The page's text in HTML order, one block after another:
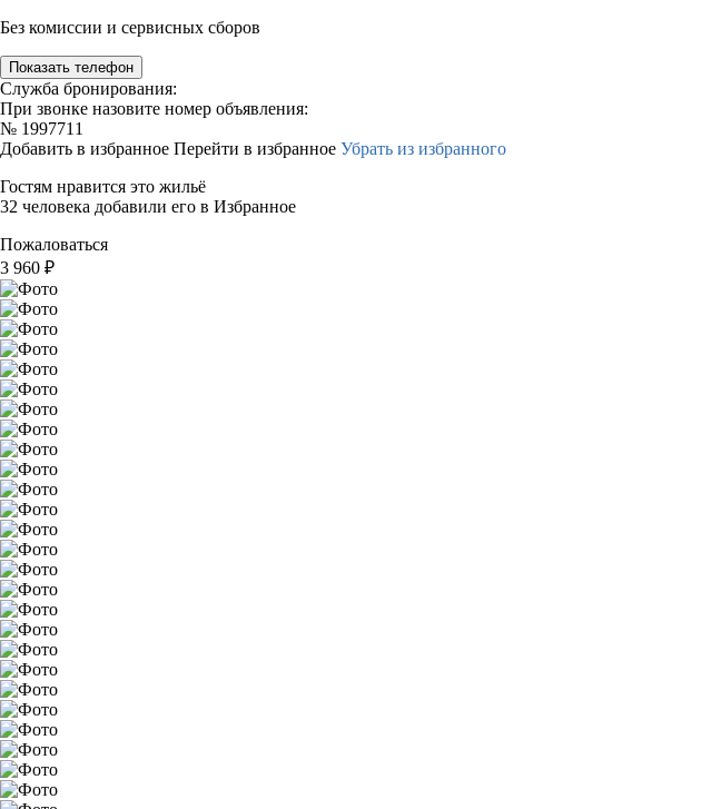
Без комиссии и сервисных сборов
Показать телефон
Служба бронирования:
При звонке назовите номер объявления:
№ 1997711
Добавить в избранное Перейти в избранное Убрать из избранного
Гостям нравится это жильё
32 человека добавили его в Избранное
Пожаловаться
3 960 ₽